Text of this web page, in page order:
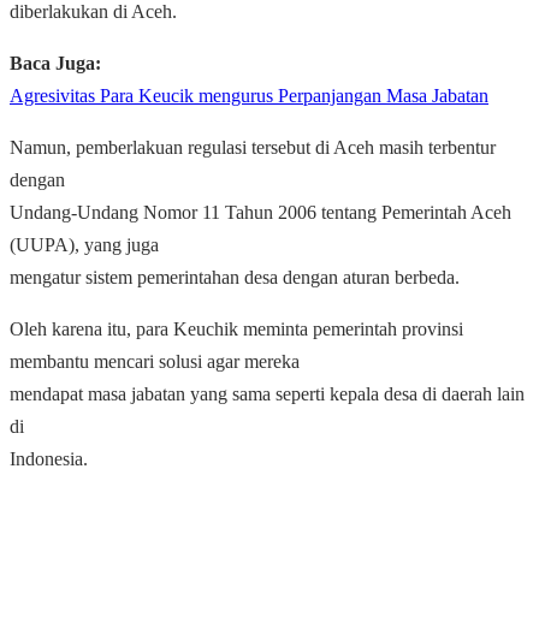
diberlakukan di Aceh.
Baca Juga:
Agresivitas Para Keucik mengurus Perpanjangan Masa Jabatan
Namun, pemberlakuan regulasi tersebut di Aceh masih terbentur
dengan
Undang-Undang Nomor 11 Tahun 2006 tentang Pemerintah Aceh
(UUPA), yang juga
mengatur sistem pemerintahan desa dengan aturan berbeda.
Oleh karena itu, para Keuchik meminta pemerintah provinsi
membantu mencari solusi agar mereka
mendapat masa jabatan yang sama seperti kepala desa di daerah lain
di
Indonesia.